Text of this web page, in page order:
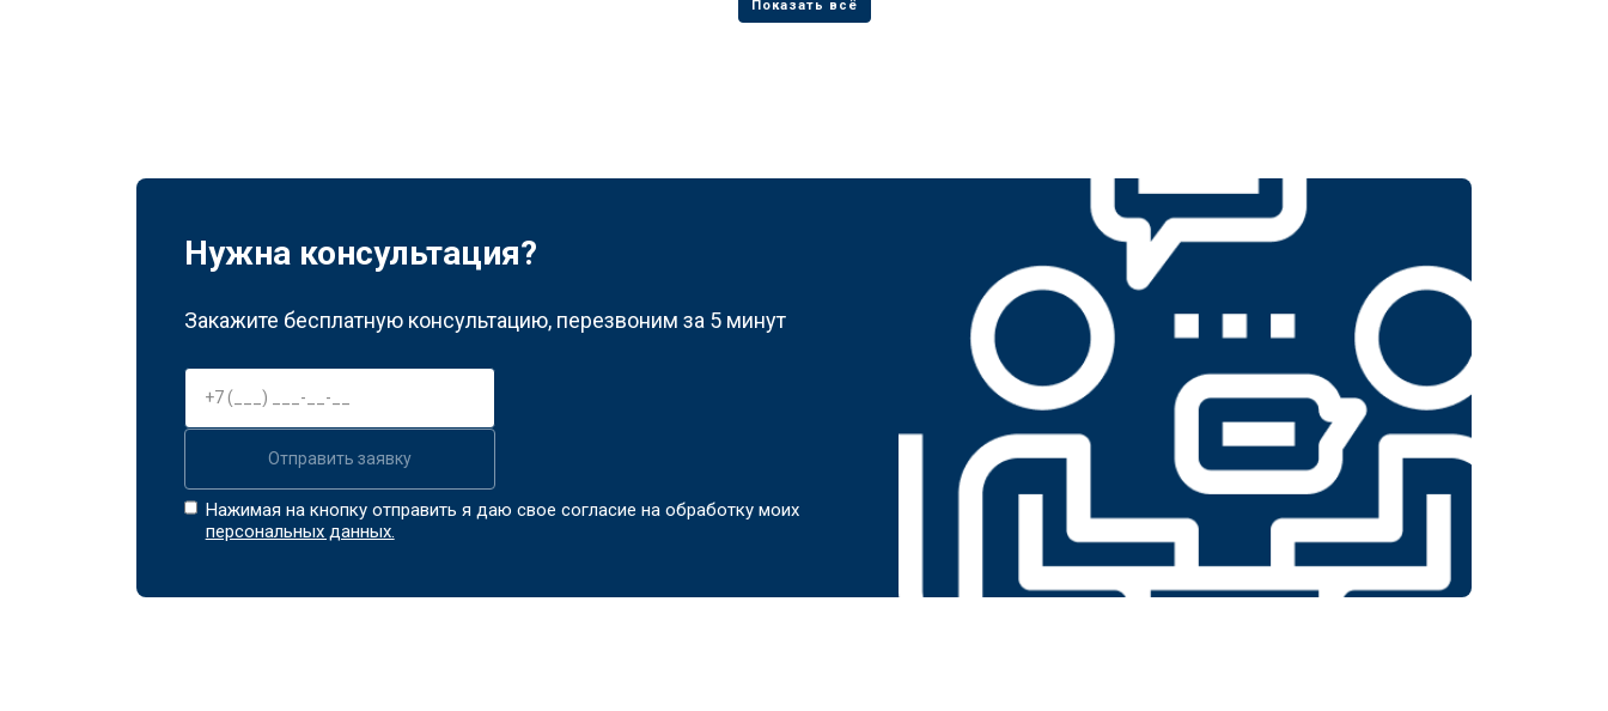
Нужна консультация?
Закажите бесплатную консультацию, перезвоним за 5 минут
Отправить заявку
Нажимая на кнопку отправить я даю свое согласие на обработку моих
персональных данных.